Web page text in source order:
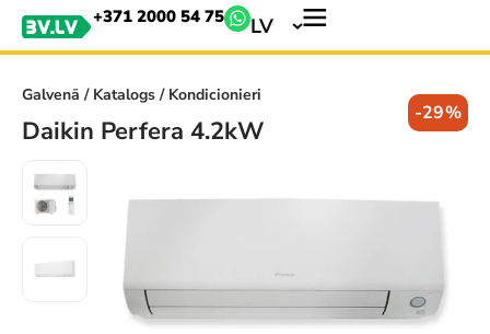
+371 2000 54 75 LV
Galvenā / Katalogs/ Kondicionieri
Daikin Perfera 4.2kW
-29%